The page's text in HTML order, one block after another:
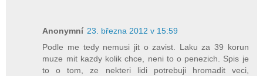
Anonymní 23. března 2012 v 15:59
Podle me tedy nemusi jit o zavist. Laku za 39 korun
muze mit kazdy kolik chce, neni to o penezich. Spis je
to o tom, ze nekteri lidi potrebuji hromadit veci,